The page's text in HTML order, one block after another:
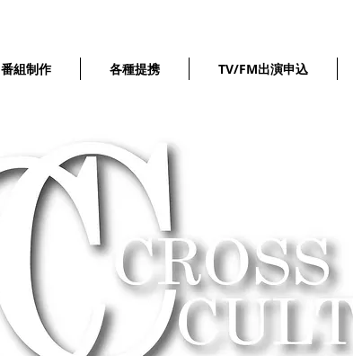
番組制作 各種提携 TV/FM出演申込